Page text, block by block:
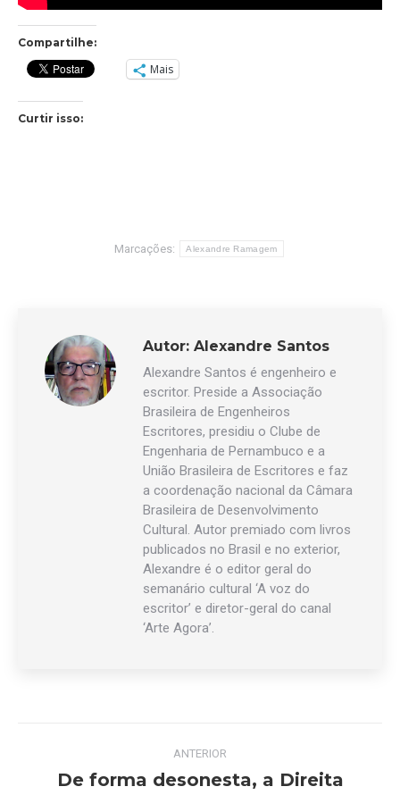
Compartilhe:
Mais
Curtir isso:
Marcações: Alexandre Ramagem
Autor: Alexandre Santos
Alexandre Santos é engenheiro e
escritor. Preside a Associação
Brasileira de Engenheiros
Escritores, presidiu o Clube de
Engenharia de Pernambuco e a
União Brasileira de Escritores e faz
a coordenação nacional da Câmara
Brasileira de Desenvolvimento
Cultural. Autor premiado com livros
publicados no Brasil e no exterior,
Alexandre é o editor geral do
semanário cultural ‘A voz do
escritor’ e diretor-geral do canal
‘Arte Agora’.
NavegaçãoANTERIOR
De forma desonesta, a Direita